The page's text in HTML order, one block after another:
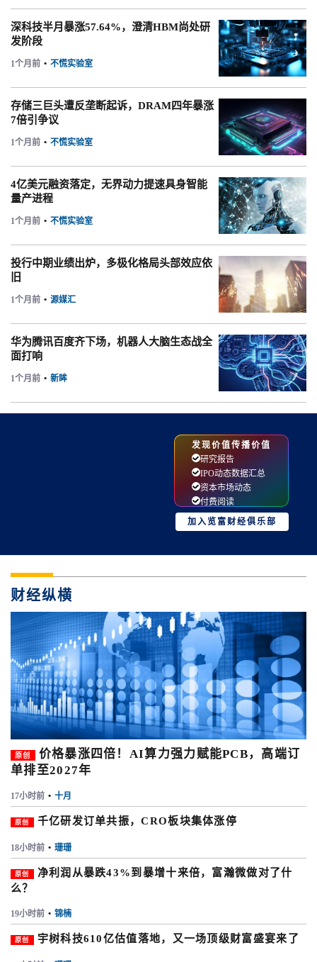
深科技半月暴涨57.64%，澄清HBM尚处研
发阶段
1个月前 • 不慌实验室
存储三巨头遭反垄断起诉，DRAM四年暴涨
7倍引争议
1个月前 • 不慌实验室
4亿美元融资落定，无界动力提速具身智能
量产进程
1个月前 • 不慌实验室
投行中期业绩出炉，多极化格局头部效应依
旧
1个月前 • 源媒汇
华为腾讯百度齐下场，机器人大脑生态战全
面打响
1个月前 • 新眸
发现价值传播价值
研究报告
IPO动态数据汇总
资本市场动态
付费阅读
加入览富财经俱乐部
财经纵横
原创
价格暴涨四倍！AI算力强力赋能PCB，高端订
单排至2027年
17小时前 • 十月
原创 千亿研发订单共振，CRO板块集体涨停
18小时前 • 珊珊
原创
净利润从暴跌43%到暴增十来倍，富瀚微做对了什
么？
19小时前 • 锦楠
原创 宇树科技610亿估值落地，又一场顶级财富盛宴来了